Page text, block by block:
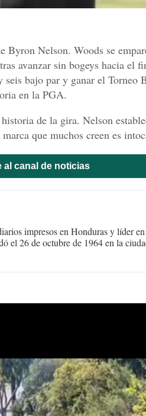
Byron Nelson. Woods se
avanzar sin bogeys hacia el
bajo par y ganar el Torneo
en la PGA.
de la gira. Nelson
que muchos creen es
al canal de noticias
impresos en Honduras y líder
el 26 de octubre de 1964 en la